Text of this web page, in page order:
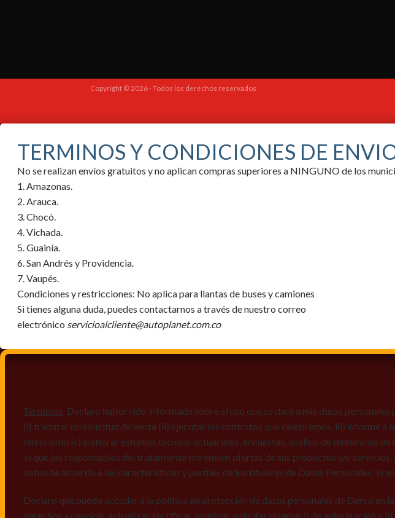
Copyright © 2026 - Todos los derechos reservados
TERMINOS Y CONDICIONES DE
No se realizan envíos gratuitos y no aplican compras superiores a NINGUNO de los
1. Amazonas.
2. Arauca.
3. Chocó.
4. Vichada.
5. Guainía.
6. San Andrés y Providencia.
7. Vaupés.
Condiciones y restricciones: No aplica para llantas de buses y camiones
Si tienes alguna duda, puedes contactarnos a través de nuestro correo
electrónico servicioalcliente@autoplanet.com.co
Términos: Declaro haber sido informado sobre el uso que se dará a mis datos
(i) tramitar mi solicitud de venta (ii) ejecutar los contratos que celebremos, iii) informe a
terrorismo iv) elaborar estudios técnico-actuariales, encuestas, análisis de tendencias
v) que los responsables del tratamiento me envíen ofertas de sus productos y/o
datos de acuerdo a las características y perfiles de los titulares de Datos Personales, v)
Declaro que puedo acceder a la política de protección de datos personales de Derco en
derechos a conocer, actualizar, rectificar, suprimir, solicitar prueba: i) de autorización y